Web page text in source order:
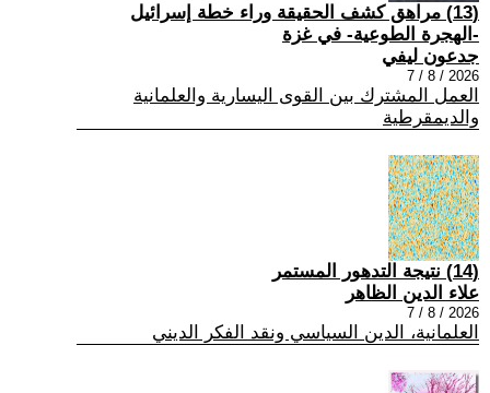
(13) مراهق كشف الحقيقة وراء خطة إسرائيل
-الهجرة الطوعية- في غزة
جدعون ليفي
2026 / 8 / 7
العمل المشترك بين القوى اليسارية والعلمانية
والديمقرطية
(14) نتيجة التدهور المستمر
علاء الدين الظاهر
2026 / 8 / 7
العلمانية، الدين السياسي ونقد الفكر الديني